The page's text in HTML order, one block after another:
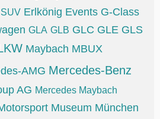
Erlkönig Events G-Class
GLA GLB GLC GLE GLS
Maybach MBUX
AMG Mercedes-Benz
AG Mercedes Maybach
Museum München